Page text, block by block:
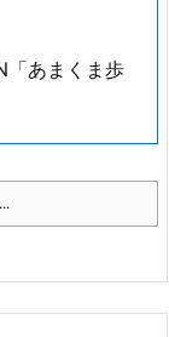
あまくま歩